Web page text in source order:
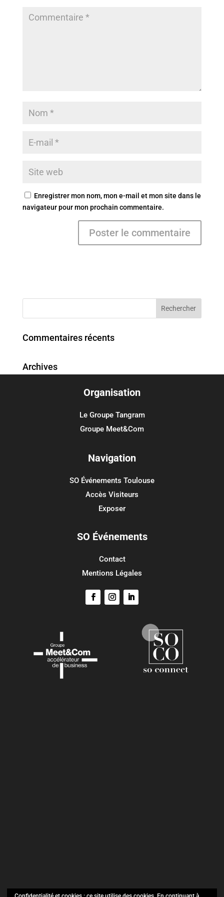
Enregistrer mon nom, mon e-mail et mon site dans le
navigateur pour mon prochain commentaire.
Commentaires récents
Archives
Flux des commentaires
Site de WordPress-FR
Organisation
Le Groupe Tangram
Groupe Meet&Com
Navigation
SO Événements Toulouse
Accès Visiteurs
Exposer
SO Événements
Contact
Mentions Légales